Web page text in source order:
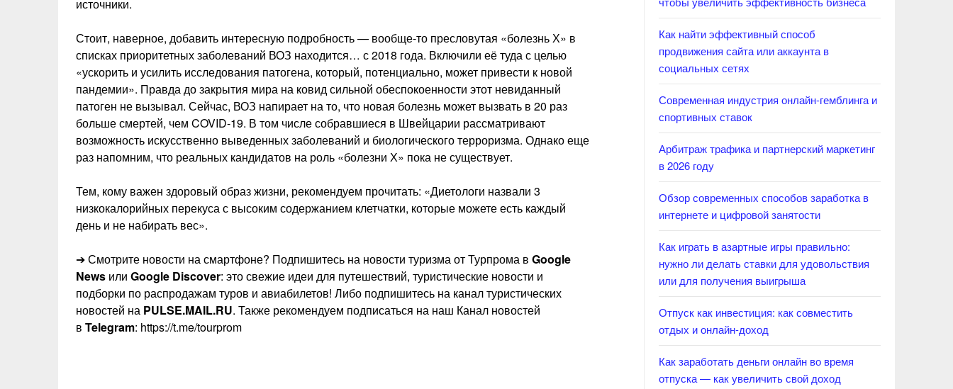
источники.
Стоит, наверное, добавить интересную подробность — вообще-то пресловутая «болезнь Х» в
списках приоритетных заболеваний ВОЗ находится… с 2018 года. Включили её туда с целью
«ускорить и усилить исследования патогена, который, потенциально, может привести к новой
пандемии». Правда до закрытия мира на ковид сильной обеспокоенности этот невиданный
патоген не вызывал. Сейчас, ВОЗ напирает на то, что новая болезнь может вызвать в 20 раз
больше смертей, чем COVID-19. В том числе собравшиеся в Швейцарии рассматривают
возможность искусственно выведенных заболеваний и биологического терроризма. Однако еще
раз напомним, что реальных кандидатов на роль «болезни Х» пока не существует.
Тем, кому важен здоровый образ жизни, рекомендуем прочитать: «Диетологи назвали 3
низкокалорийных перекуса с высоким содержанием клетчатки, которые можете есть каждый
день и не набирать вес».
➔ Смотрите новости на смартфоне? Подпишитесь на новости туризма от Турпрома в Google
News или Google Discover: это свежие идеи для путешествий, туристические новости и
подборки по распродажам туров и авиабилетов! Либо подпишитесь на канал туристических
новостей на PULSE.MAIL.RU. Также рекомендуем подписаться на наш Канал новостей
в Telegram: https://t.me/tourprom
Как найти эффективный способ
продвижения сайта или аккаунта в
социальных сетях
Современная индустрия онлайн-гемблинга и
спортивных ставок
Арбитраж трафика и партнерский маркетинг
в 2026 году
Обзор современных способов заработка в
интернете и цифровой занятости
Как играть в азартные игры правильно:
нужно ли делать ставки для удовольствия
или для получения выигрыша
Отпуск как инвестиция: как совместить
отдых и онлайн-доход
Как заработать деньги онлайн во время
отпуска — как увеличить свой доход